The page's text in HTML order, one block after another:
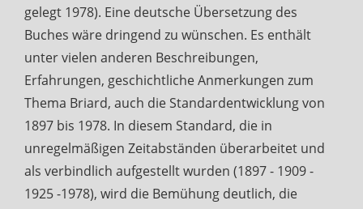
gelegt 1978). Eine deutsche Übersetzung des
Buches wäre dringend zu wünschen. Es enthält
unter vielen anderen Beschreibungen,
Erfahrungen, geschichtliche Anmerkungen zum
Thema Briard, auch die Standardentwicklung von
1897 bis 1978. In diesem Standard, die in
unregelmäßigen Zeitabständen überarbeitet und
als verbindlich aufgestellt wurden (1897 - 1909 -
1925 -1978), wird die Bemühung deutlich, die